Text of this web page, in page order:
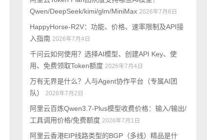
Qwen/DeepSeek/kimi/glm/MiniMax 2026年7月6日
HappyHorse-R2V：功能、价格、速率限制及API接
入指南 2026年7月4日
千问云如何使用？选择AI模型、创建API Key、使
用、免费领取Token额度 2026年7月4日
万有无界是什么？人与Agent协作平台（专属AI团
队）
2026年7月2日
阿里云百炼Qwen3.7-Plus模型收费价格：输入/输出/
工具调用价格/免费额度 2026年7月1日
阿里云香港EIP线路类型的BGP（多线）精品是什